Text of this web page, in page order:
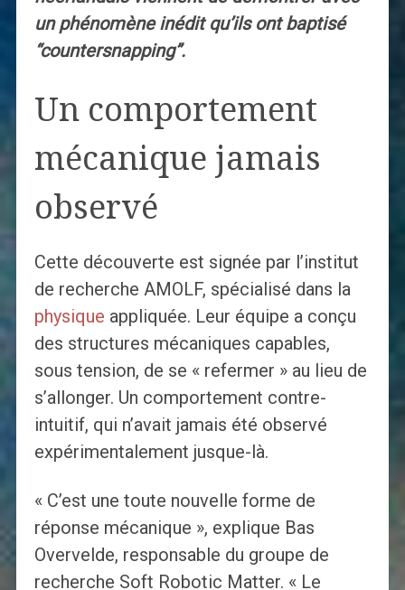
un phénomène inédit qu’ils ont baptisé
“countersnapping”.
Un comportement
mécanique jamais
observé
Cette découverte est signée par l’institut
de recherche AMOLF, spécialisé dans la
physique appliquée. Leur équipe a conçu
des structures mécaniques capables,
sous tension, de se « refermer » au lieu de
s’allonger. Un comportement contre-
intuitif, qui n’avait jamais été observé
expérimentalement jusque-là.
« C’est une toute nouvelle forme de
réponse mécanique », explique Bas
Overvelde, responsable du groupe de
recherche Soft Robotic Matter. « Le